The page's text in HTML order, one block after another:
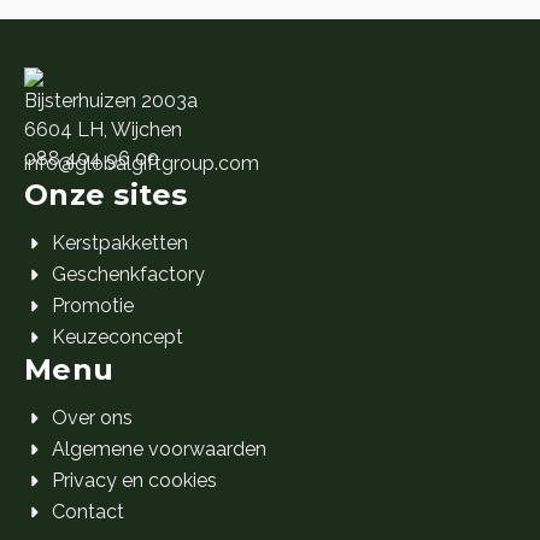
Bijsterhuizen 2003a
6604 LH, Wijchen
088 404 96 00
info@globalgiftgroup.com
Onze sites
Kerstpakketten
Geschenkfactory
Promotie
Keuzeconcept
Menu
Over ons
Algemene voorwaarden
Privacy en cookies
Contact